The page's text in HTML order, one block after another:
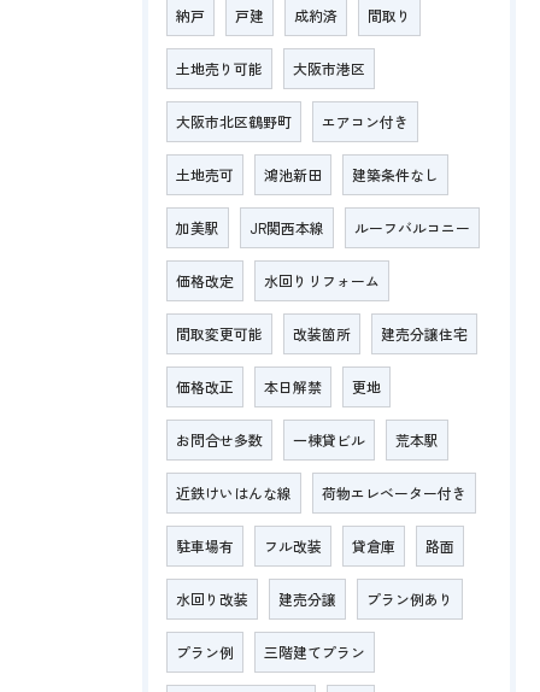
納戸 戸建 成約済 間取り
土地売り可能 大阪市港区
大阪市北区鶴野町 エアコン付き
土地売可 鴻池新田 建築条件なし
加美駅 JR関西本線 ルーフバルコニー
価格改定 水回りリフォーム
間取変更可能 改装箇所 建売分譲住宅
価格改正 本日解禁 更地
お問合せ多数 一棟貸ビル 荒本駅
近鉄けいはんな線 荷物エレベーター付き
駐車場有 フル改装 貸倉庫 路面
水回り改装 建売分譲 プラン例あり
プラン例 三階建てプラン